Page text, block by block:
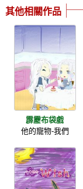
其他相關作品
霹靂布袋戲
他的寵物-我們